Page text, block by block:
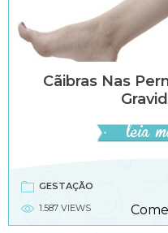
Cãibras Nas
GESTAÇÃO
1.587 VIEWS